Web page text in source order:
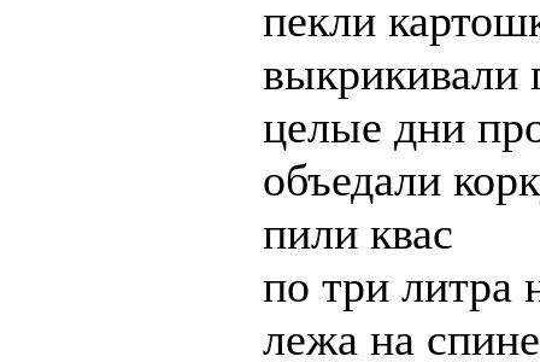
пекли
выкрикивали
целые дни
объедали
пили квас
по три литра
лежа на